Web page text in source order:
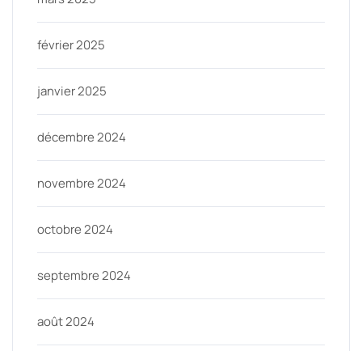
février 2025
janvier 2025
décembre 2024
novembre 2024
octobre 2024
septembre 2024
août 2024